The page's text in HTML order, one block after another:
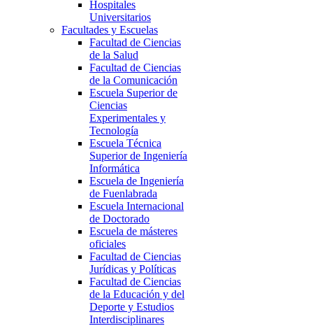
Hospitales
Universitarios
Facultades y Escuelas
Facultad de Ciencias
de la Salud
Facultad de Ciencias
de la Comunicación
Escuela Superior de
Ciencias
Experimentales y
Tecnología
Escuela Técnica
Superior de Ingeniería
Informática
Escuela de Ingeniería
de Fuenlabrada
Escuela Internacional
de Doctorado
Escuela de másteres
oficiales
Facultad de Ciencias
Jurídicas y Políticas
Facultad de Ciencias
de la Educación y del
Deporte y Estudios
Interdisciplinares